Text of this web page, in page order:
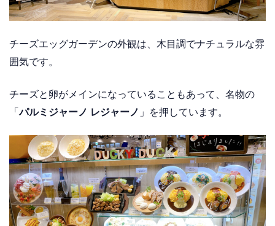
チーズエッグガーデンの外観は、木目調でナチュラルな雰
囲気です。
チーズと卵がメインになっていることもあって、名物の
「パルミジャーノ レジャーノ 」を押しています。